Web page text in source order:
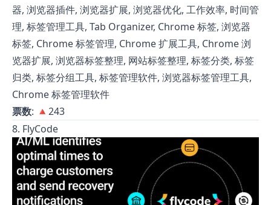
器, 浏览器插件, 浏览器扩展, 浏览器优化, 工作效率, 时间管
理, 标签管理工具, Tab Organizer, Chrome 标签, 浏览器
标签, Chrome 标签管理, Chrome 扩展工具, Chrome 浏
览器扩展, 浏览器标签整理, 网站标签整理, 标签分类, 标签
归类, 标签分组工具, 标签管理软件, 浏览器标签管理工具,
Chrome 标签管理软件
票数: 🔺243
8. FlyCode